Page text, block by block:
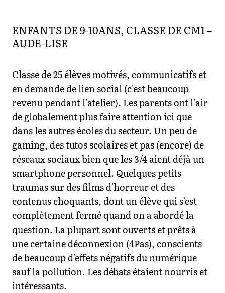
ENFANTS DE 9-10ANS, CLASSE DE CM1 –
AUDE-LISE
Classe de 25 élèves motivés, communicatifs et
en demande de lien social (c'est beaucoup
revenu pendant l'atelier). Les parents ont l'air
de globalement plus faire attention ici que
dans les autres écoles du secteur. Un peu de
gaming, des tutos scolaires et pas (encore) de
réseaux sociaux bien que les 3/4 aient déjà un
smartphone personnel. Quelques petits
traumas sur des films d'horreur et des
contenus choquants, dont un élève qui s'est
complètement fermé quand on a abordé la
question. La plupart sont ouverts et prêts à
une certaine déconnexion (4Pas), conscients
de beaucoup d'effets négatifs du numérique
sauf la pollution. Les débats étaient nourris et
intéressants.